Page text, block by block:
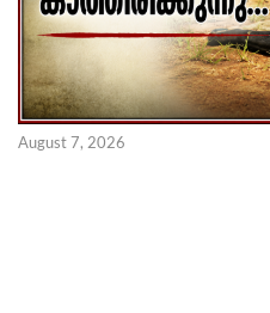
August 7, 2026